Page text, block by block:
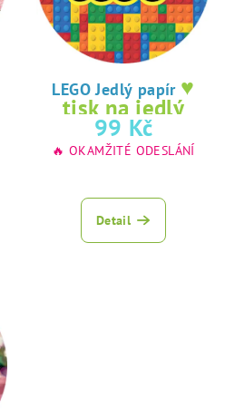
LEGO Jedlý papír ♥
tisk na jedlý
papír
99 Kč
🔥 OKAMŽITÉ ODESLÁNÍ
Detail